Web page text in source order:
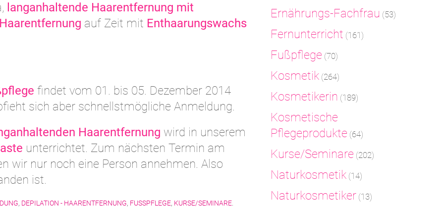
langanhaltende Haarentfernung mit
auf Zeit mit Enthaarungswachs
findet vom 01. bis 05. Dezember 2014
sich aber schnellstmögliche Anmeldung.
Haarentfernung wird in unserem
unterrichtet. Zum nächsten Termin am
wir nur noch eine Person annehmen. Also
ist.
, DEPILATION - HAARENTFERNUNG, FUSSPFLEGE , KURSE/SEMINARE
Ernährungs-Fachfrau (53)
Fernunterricht (161)
Fußpflege (70)
Kosmetik (264)
Kosmetikerin (189)
Kosmetische
Pflegeprodukte (64)
Kurse/Seminare (202)
Naturkosmetik (14)
Naturkosmetiker (13)